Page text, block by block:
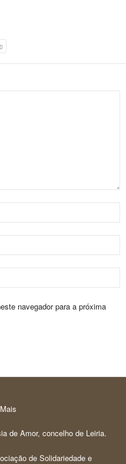
navegador para a próxima
de Amor, concelho de Leiria.
de Solidariedade e